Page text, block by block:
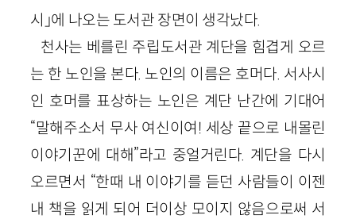
시」에 나오는 도서관 장면이 생각났다.
천사는 베를린 주립도서관 계단을 힘겹게 오르
는 한 노인을 본다. 노인의 이름은 호머다. 서사시
인 호머를 표상하는 노인은 계단 난간에 기대어
“말해주소서 무사 여신이여! 세상 끝으로 내몰린
이야기꾼에 대해”라고 중얼거린다. 계단을 다시
오르면서 “한때 내 이야기를 듣던 사람들이 이젠
내 책을 읽게 되어 더이상 모이지 않음으로써 서